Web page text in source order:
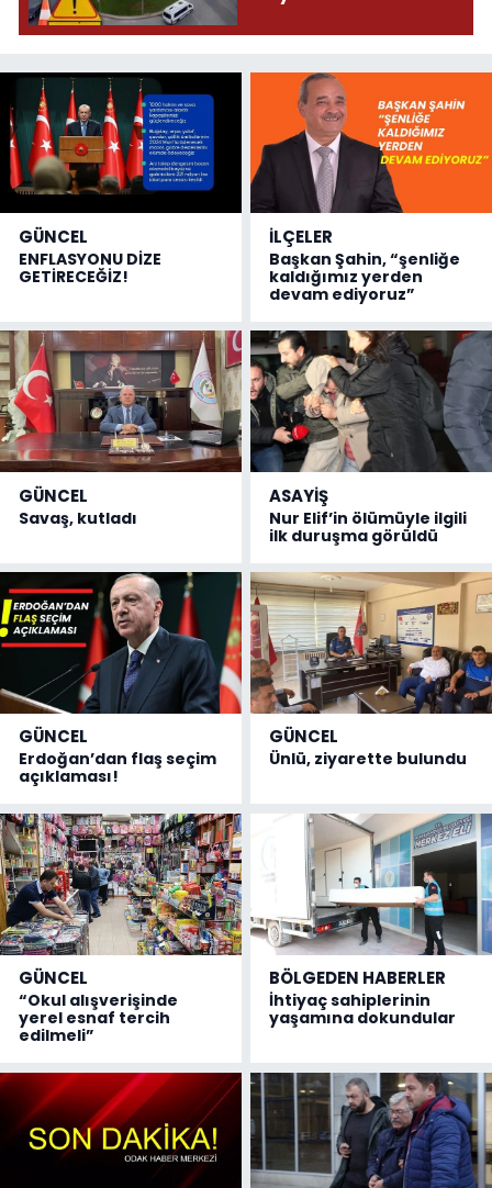
GÜNCEL
ENFLASYONU DİZE
GETİRECEĞİZ!
İLÇELER
Başkan Şahin, “şenliğe
kaldığımız yerden
devam ediyoruz”
GÜNCEL
Savaş, kutladı
ASAYİŞ
Nur Elif’in ölümüyle ilgili
ilk duruşma görüldü
GÜNCEL
Erdoğan’dan flaş seçim
açıklaması!
GÜNCEL
Ünlü, ziyarette bulundu
GÜNCEL
“Okul alışverişinde
yerel esnaf tercih
edilmeli”
BÖLGEDEN HABERLER
İhtiyaç sahiplerinin
yaşamına dokundular